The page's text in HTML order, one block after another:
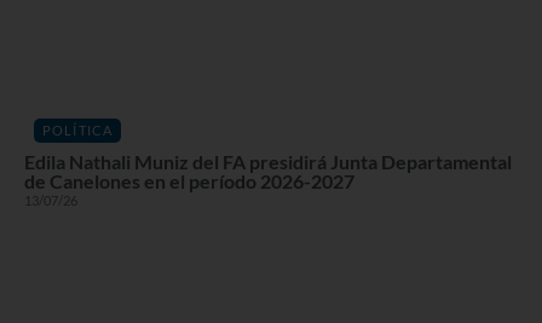
POLÍTICA
Edila Nathali Muniz del FA presidirá Junta Departamental
de Canelones en el período 2026-2027
13/07/26